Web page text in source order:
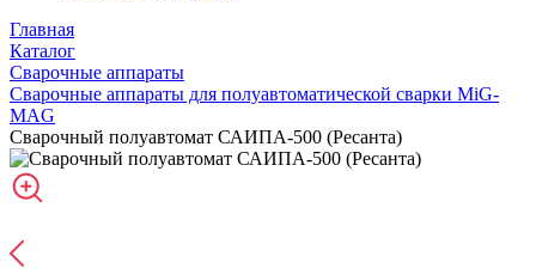
Главная
Каталог
Сварочные аппараты
Сварочные аппараты для полуавтоматической сварки MiG-
MAG
Сварочный полуавтомат САИПА-500 (Ресанта)